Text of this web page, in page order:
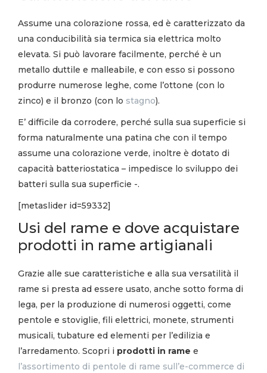
Assume una colorazione rossa, ed è caratterizzato da
una conducibilità sia termica sia elettrica molto
elevata. Si può lavorare facilmente, perché è un
metallo duttile e malleabile, e con esso si possono
produrre numerose leghe, come l’ottone (con lo
zinco) e il bronzo (con lo stagno).
E’ difficile da corrodere, perché sulla sua superficie si
forma naturalmente una patina che con il tempo
assume una colorazione verde, inoltre è dotato di
capacità batteriostatica – impedisce lo sviluppo dei
batteri sulla sua superficie -.
[metaslider id=59332]
Usi del rame e dove acquistare
prodotti in rame artigianali
Grazie alle sue caratteristiche e alla sua versatilità il
rame si presta ad essere usato, anche sotto forma di
lega, per la produzione di numerosi oggetti, come
pentole e stoviglie, fili elettrici, monete, strumenti
musicali, tubature ed elementi per l’edilizia e
l’arredamento. Scopri i prodotti in rame e
l’assortimento di pentole di rame sull’e-commerce di